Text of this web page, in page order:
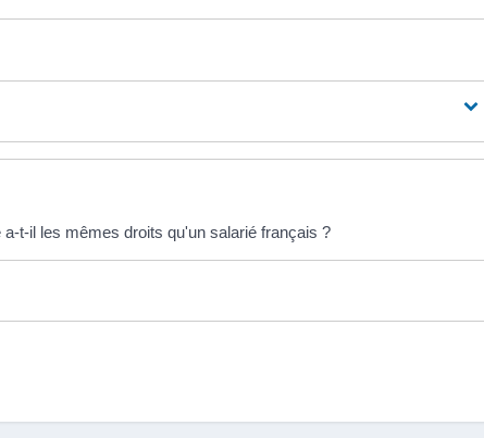
t-il les mêmes droits qu'un salarié français ?